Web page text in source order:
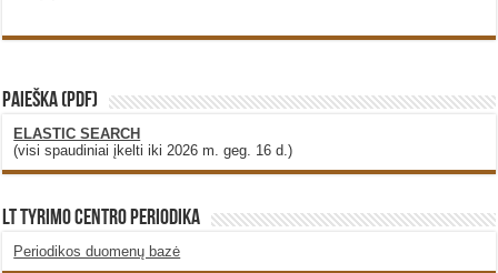
PAIEŠKA (PDF)
ELASTIC SEARCH
(visi spaudiniai įkelti iki 2026 m. geg. 16 d.)
LT Tyrimo Centro Periodika
Periodikos duomenų bazė